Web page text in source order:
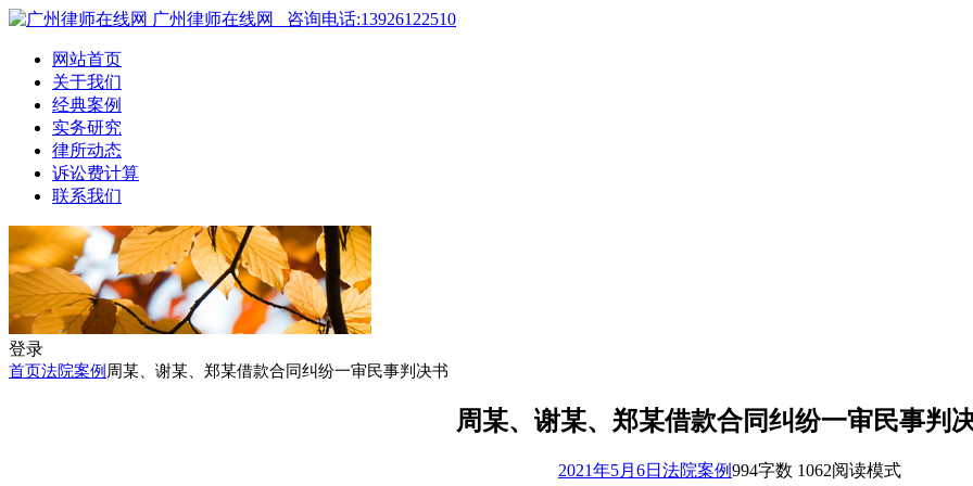
广州律师在线网 咨询电话:13926122510
网站首页
关于我们
经典案例
实务研究
律所动态
诉讼费计算
联系我们
登录
首页法院案例 周某、谢某、郑某借款合同纠纷一审民事判决书
周某、谢某、郑某借款合同纠纷一审民事判
2021年5月6日 法院案例994字数 1062阅读模式